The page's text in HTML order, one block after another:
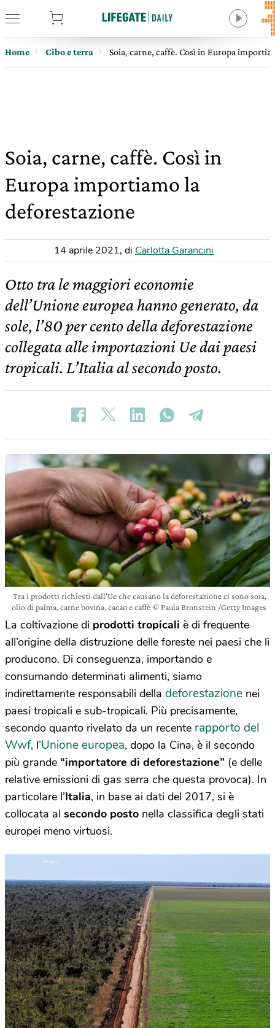
Home Cibo e terra Soia, carne, caffè. Così in Europa
Soia, carne, caffè. Così in
Europa importiamo la
deforestazione
14 aprile 2021, di Carlotta Garancini
Otto tra le maggiori economie
dell’Unione europea hanno generato, da
sole, l’80 per cento della deforestazione
collegata alle importazioni Ue dai paesi
tropicali. L’Italia al secondo posto.
Tra i prodotti richiesti dall'Ue che causano la deforestazione ci sono soia,
olio di palma, carne bovina, cacao e caffè © Paula Bronstein /Getty Images
La coltivazione di prodotti tropicali è di frequente
all’origine della distruzione delle foreste nei paesi che li
producono. Di conseguenza, importando e
consumando determinati alimenti, siamo
indirettamente responsabili della deforestazione nei
paesi tropicali e sub-tropicali. Più precisamente,
secondo quanto rivelato da un recente rapporto del
Wwf, l’Unione europea, dopo la Cina, è il secondo
più grande “importatore di deforestazione” (e delle
relative emissioni di gas serra che questa provoca). In
particolare l’Italia, in base ai dati del 2017, si è
collocata al secondo posto nella classifica degli stati
europei meno virtuosi.